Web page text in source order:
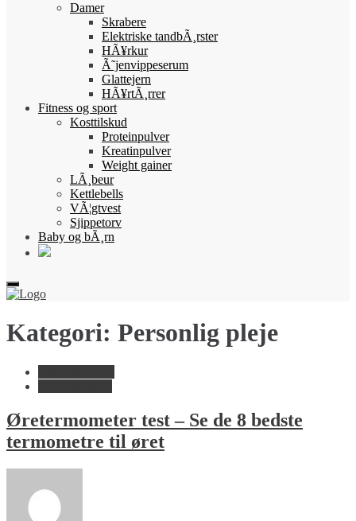
Damer
Skrabere
Elektriske tandbÃ¸rster
HÃ¥rkur
Ã˜jenvippeserum
Glattejern
HÃ¥rtÃ¸rrer
Fitness og sport
Kosttilskud
Proteinpulver
Kreatinpulver
Weight gainer
LÃ¸beur
Kettlebells
VÃ¦gtvest
Sjippetorv
Baby og bÃ¸rn
Kategori: Personlig pleje
Øretermometer test – Se de 8 bedste
termometre til øret